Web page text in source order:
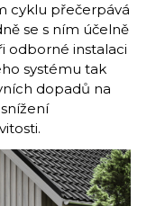
cyklu přečerpává
se s ním účelně
odborné instalaci
systému tak
dopadů na